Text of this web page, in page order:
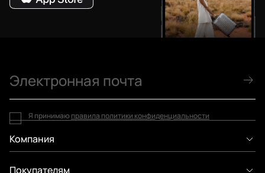
Компания
Покупателям
Я принимаю правила политики конфиденциальности